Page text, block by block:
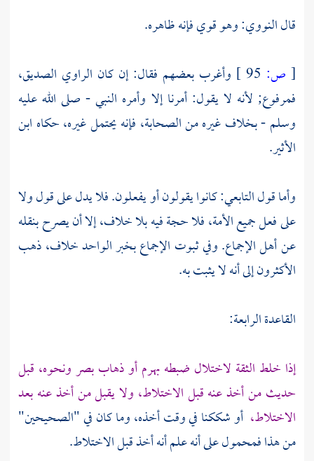
قالالنووي:وهو قوي فإنه ظاهره.
[ ص:
وأغرب بعضهم فقال: إن كان الراوي الصديق،
فمرفوع; لأنه لا يقول: أمرنا إلا وأمره النبي - صلى الله عليه
وسلم - بخلاف غيره من الصحابة، فإنه يحتمل غيره، حكاه ابن
الأثير.
وأما قول التابعي: كانوا يقولون أو يفعلون. فلا يدل على قول ولا
على فعل جميع الأمة، فلا حجة فيه بلا خلاف، إلا أن يصرح بنقله
عن أهل الإجماع. وفي ثبوت الإجماع بخبر الواحد خلاف، ذهب
الأكثرون إلى أنه لا يثبت به.
القاعدة الرابعة:
إذا خلط الثقة لاختلال ضبطه بهرم أو ذهاب بصر ونحوه، قبل
حديث من أخذ عنه قبل الاختلاط، ولا يقبل من أخذ عنه بعد
الاختلاط، أو شككنا في وقت أخذه، وما كان في "الصحيحين"
من هذا فمحمول على أنه علم أنه أخذ قبل الاختلاط.